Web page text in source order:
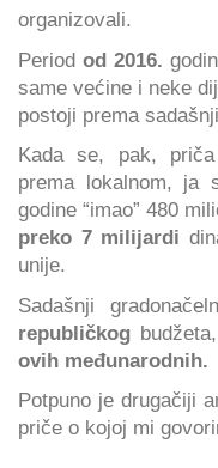
organizovali.
Periodod 2016.
same većine i neke
postoji prema
Kada se, pak,
prema lokalnom, ja
godine “imao” 480
preko 7 milijardi
unije.
Sadašnji
republičkog
ovih međunarodnih.
Potpuno je drugačiji
priče o kojoj mi